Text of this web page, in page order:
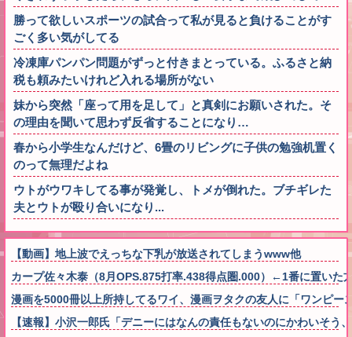
勝って欲しいスポーツの試合って私が見ると負けることがす
ごく多い気がしてる
冷凍庫パンパン問題がずっと付きまとっている。ふるさと納
税も頼みたいけれど入れる場所がない
妹から突然「座って用を足して」と真剣にお願いされた。そ
の理由を聞いて思わず反省することになり…
春から小学生なんだけど、6畳のリビングに子供の勉強机置く
のって無理だよね
ウトがウワキしてる事が発覚し、トメが倒れた。ブチギレた
夫とウトが殴り合いになり...
【動画】地上波でえっちな下乳が放送されてしまうwww他
カープ佐々木泰（8月OPS.875打率.438得点圏.000）←1番に置いた
漫画を5000冊以上所持してるワイ、漫画ヲタクの友人に「ワンピ
【速報】小沢一郎氏「デニーにはなんの責任もないのにかわいそ